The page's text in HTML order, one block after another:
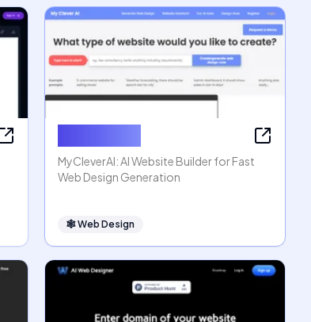
MyCleverAI: AI Website Builder for Fast
Web Design Generation
🕸Web Design